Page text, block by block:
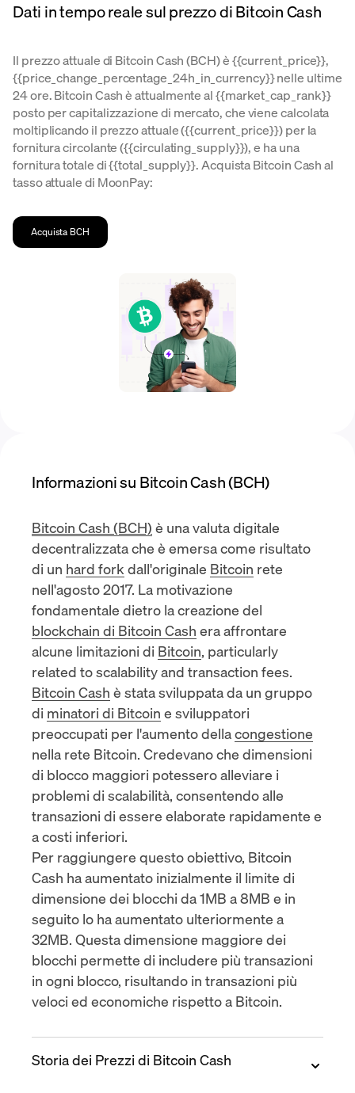
Dati in tempo reale sul prezzo di Bitcoin Cash
Il prezzo attuale di Bitcoin Cash (BCH) è {{current_price}},
{{price_change_percentage_24h_in_currency}} nelle ultime
24 ore. Bitcoin Cash è attualmente al {{market_cap_rank}}
posto per capitalizzazione di mercato, che viene calcolata
moltiplicando il prezzo attuale ({{current_price}}) per la
fornitura circolante ({{circulating_supply}}), e ha una
fornitura totale di {{total_supply}}. Acquista Bitcoin Cash al
tasso attuale di MoonPay:
Acquista BCH
Informazioni su Bitcoin Cash (BCH)
Bitcoin Cash (BCH) è unavaluta digitale
decentralizzatache è emersa come risultato
di un hard fork dall'originale Bitcoin rete
nell'agosto 2017. La motivazione
fondamentale dietro la creazione del
blockchain di Bitcoin Cash era affrontare
alcune limitazioni di Bitcoin, particularly
related to scalability and transaction fees.
Bitcoin Cash è stata sviluppata da un gruppo
di minatori di Bitcoin e sviluppatori
preoccupati per l'aumento dellacongestione
nella rete Bitcoin. Credevano che dimensioni
di blocco maggiori potessero alleviare i
problemi di scalabilità, consentendo alle
transazioni di essere elaborate rapidamente e
a costi inferiori.
Per raggiungere questo obiettivo, Bitcoin
Cash ha aumentato inizialmente il limite di
dimensione dei blocchi da 1MB a 8MB e in
seguito lo ha aumentato ulteriormente a
32MB. Questa dimensione maggiore dei
blocchi permette di includere più transazioni
in ogni blocco, risultando in transazioni più
veloci ed economiche rispetto a Bitcoin.
Storia dei Prezzi di Bitcoin Cash